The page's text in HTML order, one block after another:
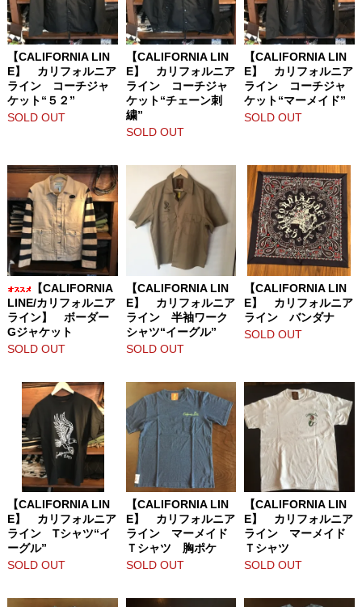
【CALIFORNIA LIN
E】 カリフォルニア
ライン コーチジャ
ケット“５２”
SOLD OUT
【CALIFORNIA LIN
E】 カリフォルニア
ライン コーチジャ
ケット“チェーン刺
繍”
SOLD OUT
【CALIFORNIA LIN
E】 カリフォルニア
ライン コーチジャ
ケット“マーメイド”
SOLD OUT
【CALIFORNIA
LINE/カリフォルニア
ライン】 ボーダー
Gジャケット
SOLD OUT
【CALIFORNIA LIN
E】 カリフォルニア
ライン 半袖ワーク
シャツ“イーグル”
SOLD OUT
【CALIFORNIA LIN
E】 カリフォルニア
ライン バンダナ
SOLD OUT
【CALIFORNIA LIN
E】 カリフォルニア
ライン Tシャツ“イ
ーグル”
SOLD OUT
【CALIFORNIA LIN
E】 カリフォルニア
ライン マーメイド
Ｔシャツ 胸ポケ
SOLD OUT
【CALIFORNIA LIN
E】 カリフォルニア
ライン マーメイド
Ｔシャツ
SOLD OUT